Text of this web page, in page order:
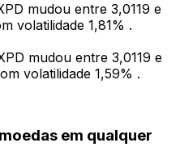
mudou entre 3,0119 e
volatilidade 1,81% .
mudou entre 3,0119 e
volatilidade 1,59% .
em qualquer